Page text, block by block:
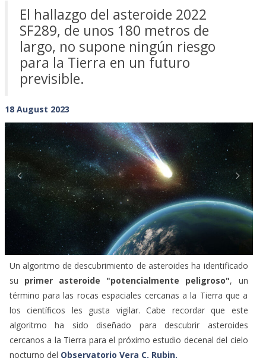
El hallazgo del asteroide 2022
SF289, de unos 180 metros de
largo, no supone ningún riesgo
para la Tierra en un futuro
previsible.
18 August 2023
Previous Next
Un algoritmo de descubrimiento de asteroides ha identificado
su primer asteroide "potencialmente peligroso", un
término para las rocas espaciales cercanas a la Tierra que a
los científicos les gusta vigilar. Cabe recordar que este
algoritmo ha sido diseñado para descubrir asteroides
cercanos a la Tierra para el próximo estudio decenal del cielo
nocturno del Observatorio Vera C. Rubin.